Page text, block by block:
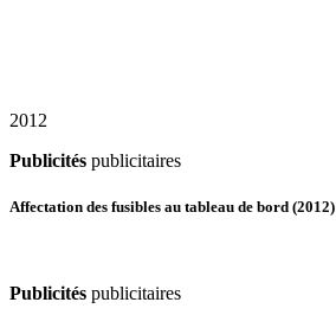
2012
Publicités publicitaires
Affectation des fusibles au tableau de bord (2012)
Publicités publicitaires